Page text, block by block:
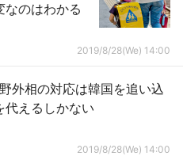
なのはわかる
2019/8/28(We) 14:00
外相の対応は韓国を追い込
代えるしかない
2019/8/28(We) 14:00